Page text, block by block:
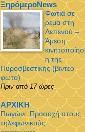
ΞηρόμεροNews
Φωτιά σε
ρέμα στη
Λεπενού –
Άμεση
κινητοποίησ
η της
Πυροσβεστικής (βιντεο-
φωτο)
Πριν από 17 ώρες
ΑΡΧΙΚΗ
Πωγώνι: Προσοχή στους
τηλεφωνικούς